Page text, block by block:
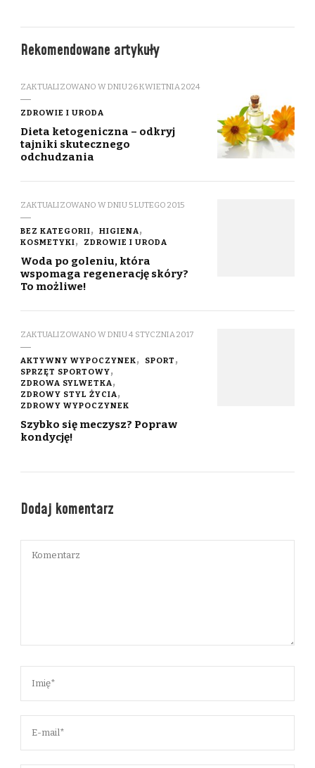
Rekomendowane artykuły
ZAKTUALIZOWANO W DNIU26 KWIETNIA 2024
ZDROWIE I URODA
Dieta ketogeniczna – odkryj
tajniki skutecznego
odchudzania
ZAKTUALIZOWANO W DNIU5 LUTEGO 2015
BEZ KATEGORII
HIGIENA
KOSMETYKI
ZDROWIE I URODA
Woda po goleniu, która
wspomaga regenerację skóry?
To możliwe!
ZAKTUALIZOWANO W DNIU4 STYCZNIA 2017
AKTYWNY WYPOCZYNEK
SPORT
SPRZĘT SPORTOWY
ZDROWA SYLWETKA
ZDROWY STYL ŻYCIA
ZDROWY WYPOCZYNEK
Szybko się meczysz? Popraw
kondycję!
Dodaj komentarz